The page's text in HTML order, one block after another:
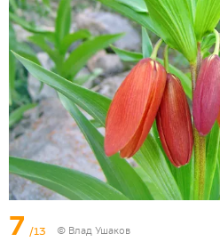
7 /13 © Влад Ушаков